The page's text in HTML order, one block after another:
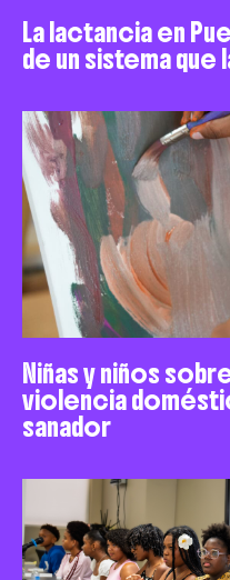
La lactancia en
de un sistema que
Niñas y niños
violencia
sanador